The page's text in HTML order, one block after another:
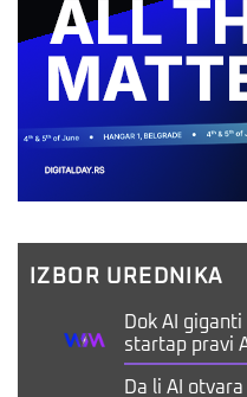
IZBOR UREDNIKA
Dok AI
startap pravi
Da li AI